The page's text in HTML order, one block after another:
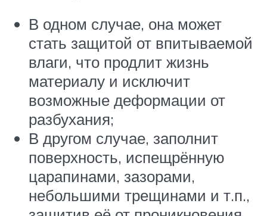
В одном случае, она может
стать защитой от впитываемой
влаги, что продлит жизнь
материалу и исключит
возможные деформации от
разбухания;
В другом случае, заполнит
поверхность, испещрённую
царапинами, зазорами,
небольшими трещинами и т.п.,